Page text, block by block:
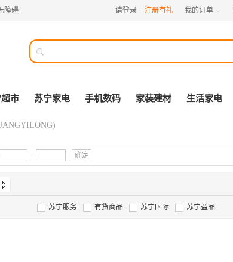
障碍 请登录 注册有礼 我的订单 

市 苏宁家电 手机数码 家装建材 生活家电
- 确定
苏宁服务 有货商品 苏宁国际 苏宁益品